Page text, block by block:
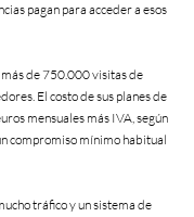
pagan para acceder a esos
de 750.000 visitas de
El costo de sus planes de
mensuales más IVA, según
compromiso mínimo habitual
tráfico y un sistema de